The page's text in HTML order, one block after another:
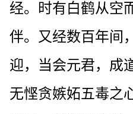
经。时有白鹤从空
伴。又经数百年间
迎，当会元君，成
无悭贪嫉妬五毒之